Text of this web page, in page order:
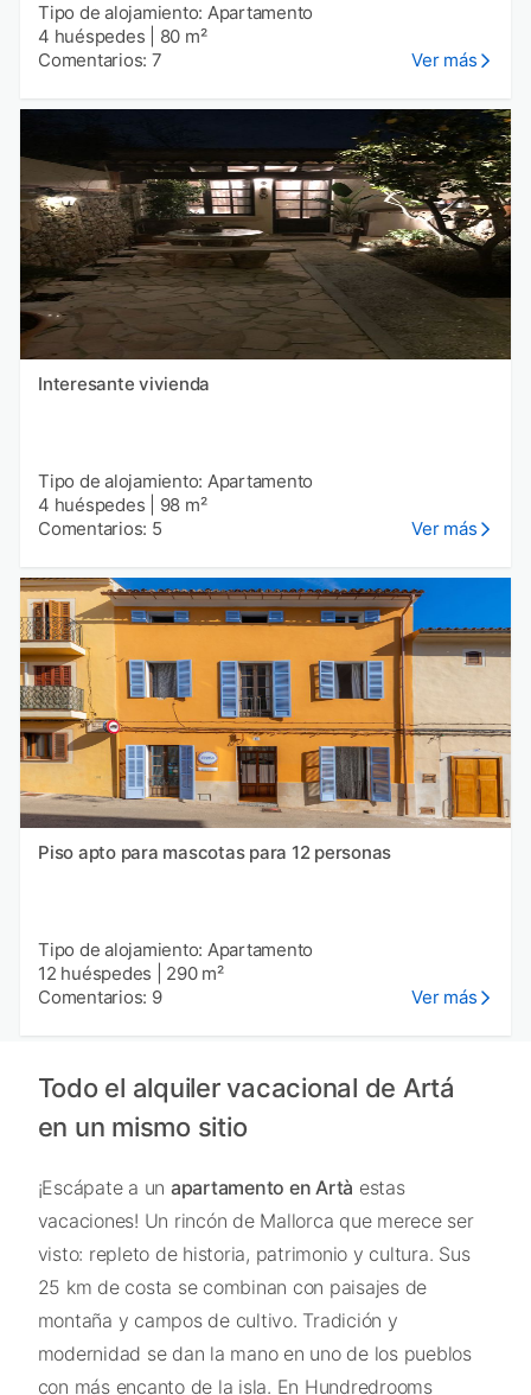
Tipo de alojamiento: Apartamento
4 huéspedes
80 m²
Comentarios: 7
Ver más
Interesante vivienda
Tipo de alojamiento: Apartamento
4 huéspedes
98 m²
Comentarios: 5
Ver más
Piso apto para mascotas para 12 personas
Tipo de alojamiento: Apartamento
12 huéspedes
290 m²
Comentarios: 9
Ver más
Todo el alquiler vacacional de Artá
en un mismo sitio
¡Escápate a un apartamento en Artà estas
vacaciones! Un rincón de Mallorca que merece ser
visto: repleto de historia, patrimonio y cultura. Sus
25 km de costa se combinan con paisajes de
montaña y campos de cultivo. Tradición y
modernidad se dan la mano en uno de los pueblos
con más encanto de la isla. En Hundredrooms